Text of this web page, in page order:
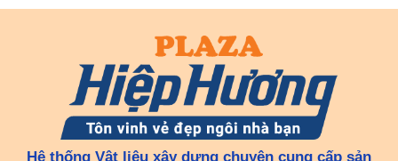
Hệ thống Vật liệu xây dựng chuyên cung cấp sản